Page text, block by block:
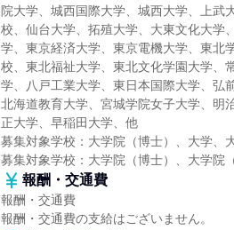
院大学、城西国際大学、城西大学、上武
校、仙台大学、拓殖大学、大東文化大学
学、東京経済大学、東京電機大学、東北
校、東北福祉大学、東北文化学園大学、
学、八戸工業大学、東日本国際大学、弘
北海道教育大学、宮城学院女子大学、明
正大学、早稲田大学、他
募集対象学校：大学院（博士）、大学、
募集対象学校：大学院（博士）、大学院
報酬・交通費
報酬・交通費
報酬・交通費の支給はございません。